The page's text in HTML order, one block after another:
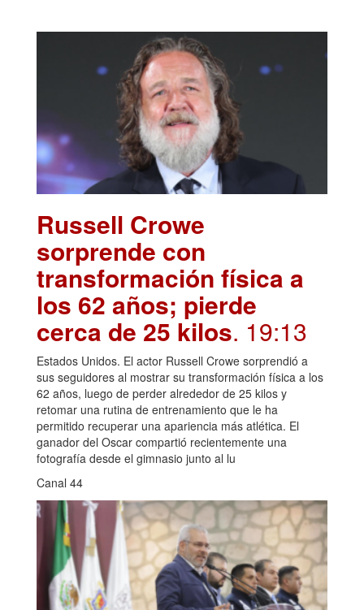
Russell Crowe
sorprende con
transformación física a
los 62 años; pierde
cerca de 25 kilos. 19:13
Estados Unidos. El actor Russell Crowe sorprendió a
sus seguidores al mostrar su transformación física a los
62 años, luego de perder alrededor de 25 kilos y
retomar una rutina de entrenamiento que le ha
permitido recuperar una apariencia más atlética. El
ganador del Oscar compartió recientemente una
fotografía desde el gimnasio junto al lu
Canal 44